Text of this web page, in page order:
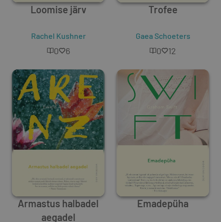
Loomise järv
Rachel Kushner
0 6
Trofee
Gaea Schoeters
0 12
Armastus halbadel
aegadel
Emadepüha